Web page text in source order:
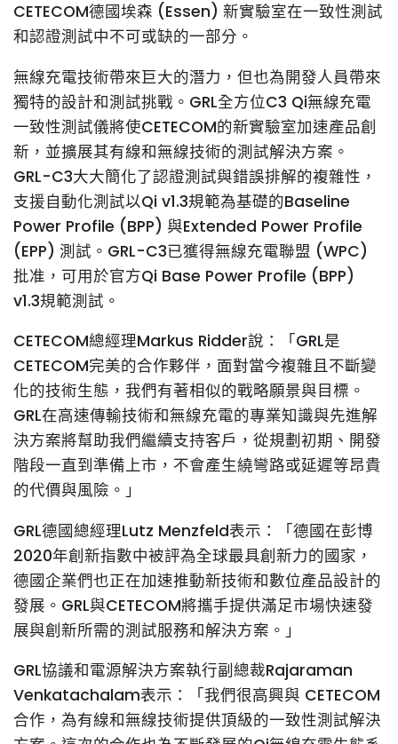
CETECOM德國埃森 (Essen) 新實驗室在一致性測試
和認證測試中不可或缺的一部分。
無線充電技術帶來巨大的潛力，但也為開發人員帶來
獨特的設計和測試挑戰。GRL全方位C3 Qi無線充電
一致性測試儀將使CETECOM的新實驗室加速產品創
新，並擴展其有線和無線技術的測試解決方案。
GRL-C3大大簡化了認證測試與錯誤排解的複雜性，
支援自動化測試以Qi v1.3規範為基礎的Baseline
Power Profile (BPP) 與Extended Power Profile
(EPP) 測試。GRL-C3已獲得無線充電聯盟 (WPC)
批准，可用於官方Qi Base Power Profile (BPP)
v1.3規範測試。
CETECOM總經理Markus Ridder說：「GRL是
CETECOM完美的合作夥伴，面對當今複雜且不斷變
化的技術生態，我們有著相似的戰略願景與目標。
GRL在高速傳輸技術和無線充電的專業知識與先進解
決方案將幫助我們繼續支持客戶，從規劃初期、開發
階段一直到準備上市，不會產生繞彎路或延遲等昂貴
的代價與風險。」
GRL德國總經理Lutz Menzfeld表示：「德國在彭博
2020年創新指數中被評為全球最具創新力的國家，
德國企業們也正在加速推動新技術和數位產品設計的
發展。GRL與CETECOM將攜手提供滿足市場快速發
展與創新所需的測試服務和解決方案。」
GRL協議和電源解決方案執行副總裁Rajaraman
Venkatachalam表示：「我們很高興與 CETECOM
合作，為有線和無線技術提供頂級的一致性測試解決